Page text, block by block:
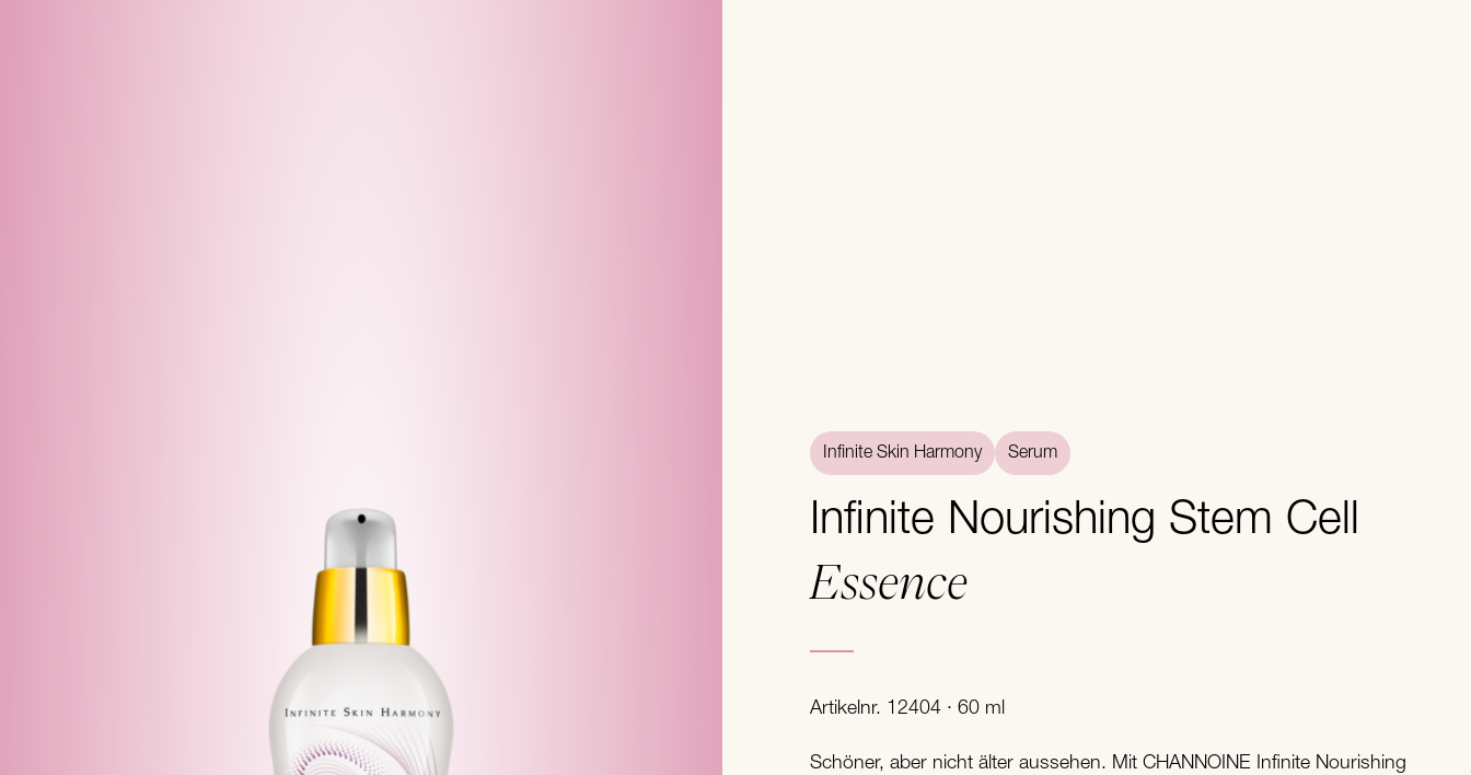
Infinite Skin Harmony Serum
Infinite Nourishing Stem Cell
Essence
Artikelnr. 12404 · 60 ml
Schöner, aber nicht älter aussehen. Mit CHANNOINE Infinite Nourishing